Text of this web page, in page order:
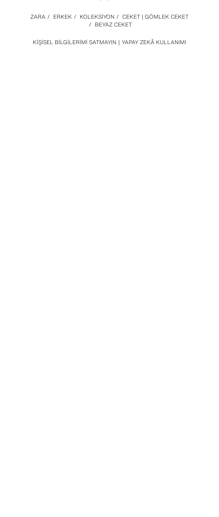
KIŞISEL BILGILERIMI SATMAYIN YAPAY ZEKÂ KULLANIMI
ZARA / ERKEK / KOLEKSİYON / CEKET | GÖMLEK CEKET
/ BEYAZ CEKET